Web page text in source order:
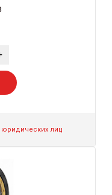
юридических лиц